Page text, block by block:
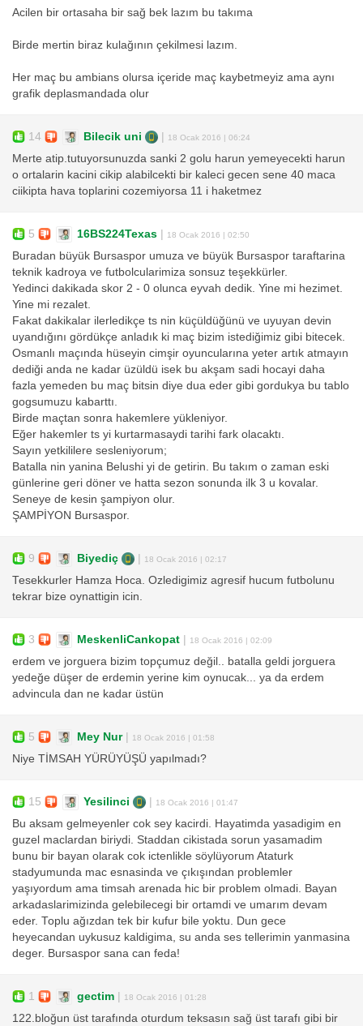
Acilen bir ortasaha bir sağ bek lazım bu takıma
Birde mertin biraz kulağının çekilmesi lazım.
Her maç bu ambians olursa içeride maç kaybetmeyiz ama aynı
grafik deplasmandada olur
14 Bilecik uni 18 Ocak 2016 | 06:24
Merte atip.tutuyorsunuzda sanki 2 golu harun yemeyecekti harun
o ortalarin kacini cikip alabilcekti bir kaleci gecen sene 40 maca
ciikipta hava toplarini cozemiyorsa 11 i haketmez
5 16BS224Texas 18 Ocak 2016 | 02:50
Buradan büyük Bursaspor umuza ve büyük Bursaspor taraftarina
teknik kadroya ve futbolcularimiza sonsuz teşekkürler.
Yedinci dakikada skor 2 - 0 olunca eyvah dedik. Yine mi hezimet.
Yine mi rezalet.
Fakat dakikalar ilerledikçe ts nin küçüldüğünü ve uyuyan devin
uyandığını gördükçe anladık ki maç bizim istediğimiz gibi bitecek.
Osmanlı maçında hüseyin cimşir oyuncularına yeter artık atmayın
dediği anda ne kadar üzüldü isek bu akşam sadi hocayi daha
fazla yemeden bu maç bitsin diye dua eder gibi gordukya bu tablo
gogsumuzu kabarttı.
Birde maçtan sonra hakemlere yükleniyor.
Eğer hakemler ts yi kurtarmasaydi tarihi fark olacaktı.
Sayın yetkililere sesleniyorum;
Batalla nin yanina Belushi yi de getirin. Bu takım o zaman eski
günlerine geri döner ve hatta sezon sonunda ilk 3 u kovalar.
Seneye de kesin şampiyon olur.
ŞAMPİYON Bursaspor.
9 Biyediç 18 Ocak 2016 | 02:17
Tesekkurler Hamza Hoca. Ozledigimiz agresif hucum futbolunu
tekrar bize oynattigin icin.
3 MeskenliCankopat 18 Ocak 2016 | 02:09
erdem ve jorguera bizim topçumuz değil.. batalla geldi jorguera
yedeğe düşer de erdemin yerine kim oynucak... ya da erdem
advincula dan ne kadar üstün
5 Mey Nur| 18 Ocak 2016 | 01:58
Niye TİMSAH YÜRÜYÜŞÜ yapılmadı?
15 Yesilinci 18 Ocak 2016 | 01:47
Bu aksam gelmeyenler cok sey kacirdi. Hayatimda yasadigim en
guzel maclardan biriydi. Staddan cikistada sorun yasamadim
bunu bir bayan olarak cok ictenlikle söylüyorum Ataturk
stadyumunda mac esnasinda ve çıkışından problemler
yaşıyordum ama timsah arenada hic bir problem olmadi. Bayan
arkadaslarimizinda gelebilecegi bir ortamdi ve umarım devam
eder. Toplu ağızdan tek bir kufur bile yoktu. Dun gece
heyecandan uykusuz kaldigima, su anda ses tellerimin yanmasina
deger. Bursaspor sana can feda!
1 gectim 18 Ocak 2016 | 01:28
122.bloğun üst tarafında oturdum teksasın sağ üst tarafı gibi bir